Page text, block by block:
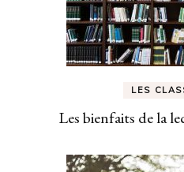
LES
Les bienfaits de la